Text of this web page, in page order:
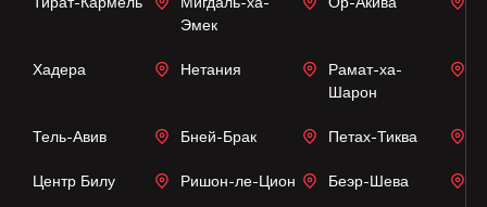
Эмек
Хадера Нетания
Рамат-ха-
Шарон
Тель-Авив Бней-Брак Петах-Тиква
Центр Билу Ришон-ле-Цион Беэр-Шева